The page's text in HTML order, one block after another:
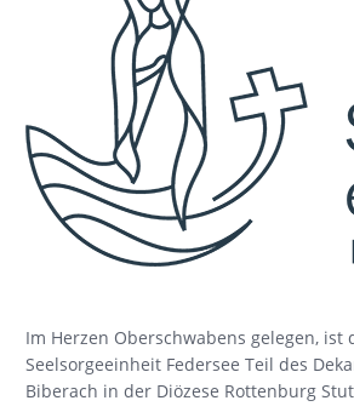
Im Herzen Oberschwabens gelegen, ist
Seelsorgeeinheit Federsee Teil des
Biberach in der Diözese Rottenburg